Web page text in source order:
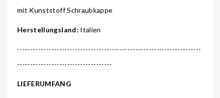
mit Kunststoff Schraubkappe
Herstellungsland: Italien
----------------------------------------------------------------------
------------------------------------
LIEFERUMFANG